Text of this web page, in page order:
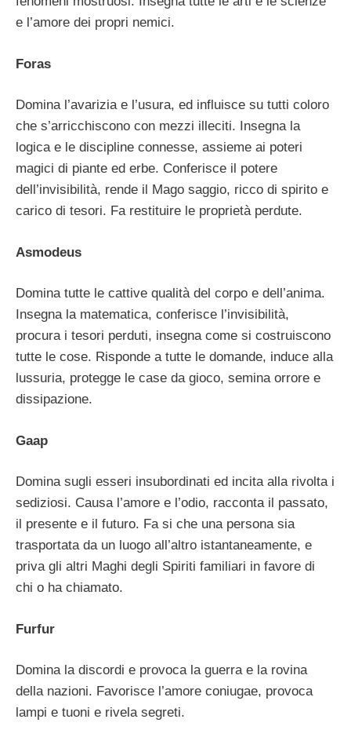
e l’amore dei propri nemici.
Foras
Domina l’avarizia e l’usura, ed influisce su tutti coloro
che s’arricchiscono con mezzi illeciti. Insegna la
logica e le discipline connesse, assieme ai poteri
magici di piante ed erbe. Conferisce il potere
dell’invisibilità, rende il Mago saggio, ricco di spirito e
carico di tesori. Fa restituire le proprietà perdute.
Asmodeus
Domina tutte le cattive qualità del corpo e dell’anima.
Insegna la matematica, conferisce l’invisibilità,
procura i tesori perduti, insegna come si costruiscono
tutte le cose. Risponde a tutte le domande, induce alla
lussuria, protegge le case da gioco, semina orrore e
dissipazione.
Gaap
Domina sugli esseri insubordinati ed incita alla rivolta i
sediziosi. Causa l’amore e l’odio, racconta il passato,
il presente e il futuro. Fa si che una persona sia
trasportata da un luogo all’altro istantaneamente, e
priva gli altri Maghi degli Spiriti familiari in favore di
chi o ha chiamato.
Furfur
Domina la discordi e provoca la guerra e la rovina
della nazioni. Favorisce l’amore coniugae, provoca
lampi e tuoni e rivela segreti.